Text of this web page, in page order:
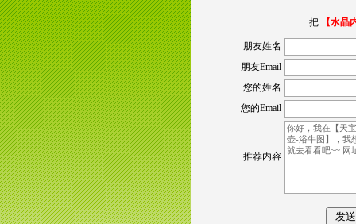
把 【水晶
朋友姓名
朋友Email
您的姓名
您的Email
推荐内容